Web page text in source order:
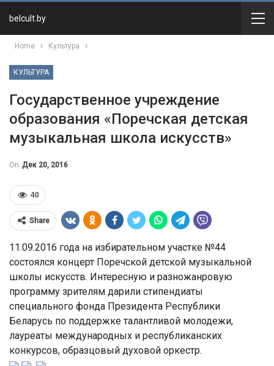
belcult.by
Home Культура
КУЛЬТУРА
Государственное учреждение
образования «Поречская детская
музыкальная школа искусств»
On Дек 20, 2016
40
Share
11.09.2016 года на избирательном участке №44
состоялся концерт Поречской детской музыкальной
школы искусств. Интересную и разножанровую
программу зрителям дарили стипендиаты
специального фонда Президента Республики
Беларусь по поддержке талантливой молодежи,
лауреаты международных и республиканских
конкурсов, образцовый духовой оркестр.